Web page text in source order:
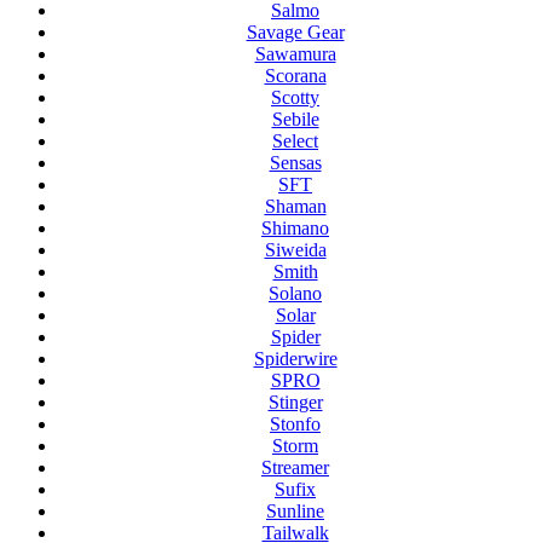
Salmo
Savage Gear
Sawamura
Scorana
Scotty
Sebile
Select
Sensas
SFT
Shaman
Shimano
Siweida
Smith
Solano
Solar
Spider
Spiderwire
SPRO
Stinger
Stonfo
Storm
Streamer
Sufix
Sunline
Tailwalk